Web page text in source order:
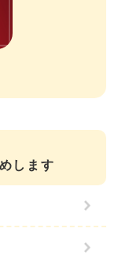
します